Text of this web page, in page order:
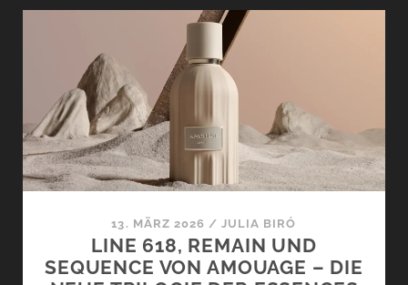
BAS
DE
PAJE
13. MÄRZ 2026 /JULIA BIRÓ
LINE 618, REMAIN UND
SEQUENCE VON AMOUAGE – DIE